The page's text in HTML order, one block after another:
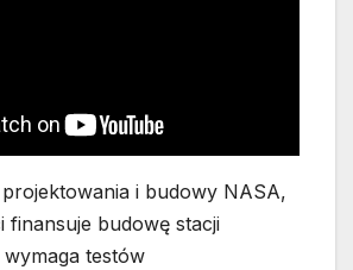
i budowy NASA,
finansuje budowę stacji
testów